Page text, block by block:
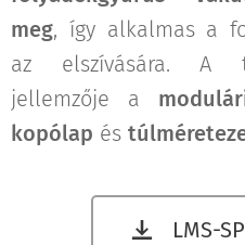
meg, így alkalmas a
az elszívására. A
jellemzője a
kopólap és
LMS-